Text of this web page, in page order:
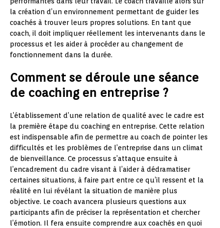
la création d’un environnement permettant de guider les
coachés à trouver leurs propres solutions. En tant que
coach, il doit impliquer réellement les intervenants dans le
processus et les aider à procéder au changement de
fonctionnement dans la durée.
Comment se déroule une séance
de coaching en entreprise ?
L’établissement d’une relation de qualité avec le cadre est
la première étape du coaching en entreprise. Cette relation
est indispensable afin de permettre au coach de pointer les
difficultés et les problèmes de l’entreprise dans un climat
de bienveillance. Ce processus s’attaque ensuite à
l’encadrement du cadre visant à l’aider à dédramatiser
certaines situations, à faire part entre ce qu’il ressent et la
réalité en lui révélant la situation de manière plus
objective. Le coach avancera plusieurs questions aux
participants afin de préciser la représentation et chercher
l’émotion. Il fera ensuite comprendre aux coachés en quoi